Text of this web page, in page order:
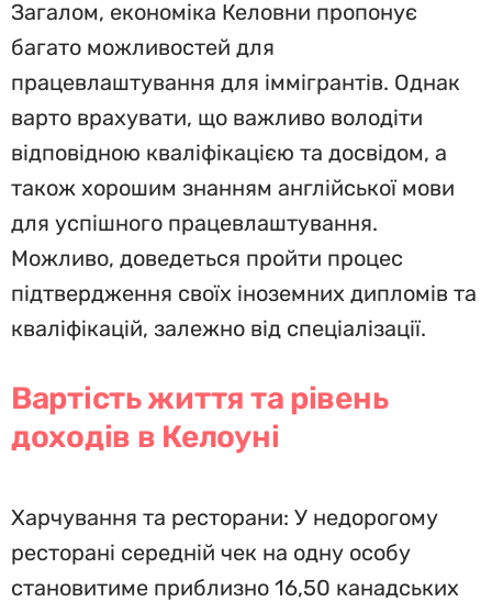
Загалом, економіка Келовни пропонує
багато можливостей для
працевлаштування для іммігрантів. Однак
варто врахувати, що важливо володіти
відповідною кваліфікацією та досвідом, а
також хорошим знанням англійської мови
для успішного працевлаштування.
Можливо, доведеться пройти процес
підтвердження своїх іноземних дипломів та
кваліфікацій, залежно від спеціалізації.
Вартість життя та рівень
доходів в Келоуні
Харчування та ресторани: У недорогому
ресторані середній чек на одну особу
становитиме приблизно 16,50 канадських